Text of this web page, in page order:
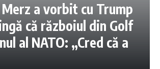
a vorbit cu Trump
că războiul din Golf
al NATO: „Cred că a